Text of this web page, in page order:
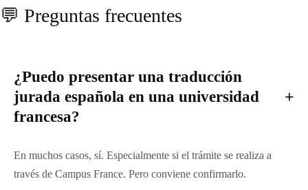
💬 Preguntas frecuentes
¿Puedo presentar una traducción
jurada española en una universidad
francesa?
En muchos casos, sí. Especialmente si el trámite se realiza a
través de Campus France. Pero conviene confirmarlo.